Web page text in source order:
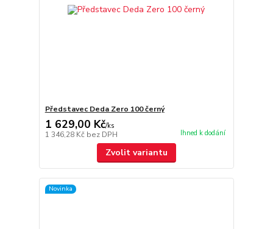
Představec Deda Zero 100 černý
1 629,00 Kč/ks
1 346,28 Kč bez DPH Ihned k dodání
Zvolit variantu
Novinka